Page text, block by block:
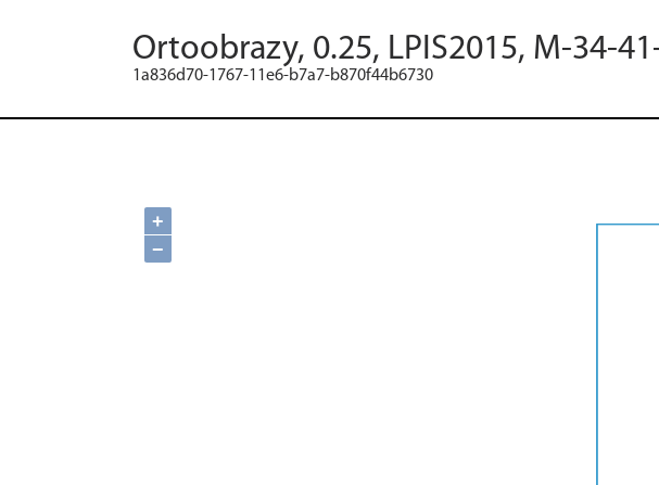
Ortoobrazy, 0.25, LPIS2015, M-34-
1a836d70-1767-11e6-b7a7-b870f44b6730
+
−